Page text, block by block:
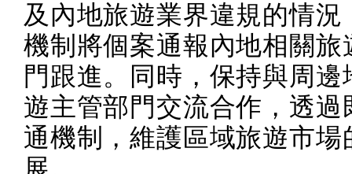
及內地旅遊業界違規的情況
機制將個案通報內地相關旅
門跟進。同時，保持與周邊
遊主管部門交流合作，透過
通機制，維護區域旅遊市場